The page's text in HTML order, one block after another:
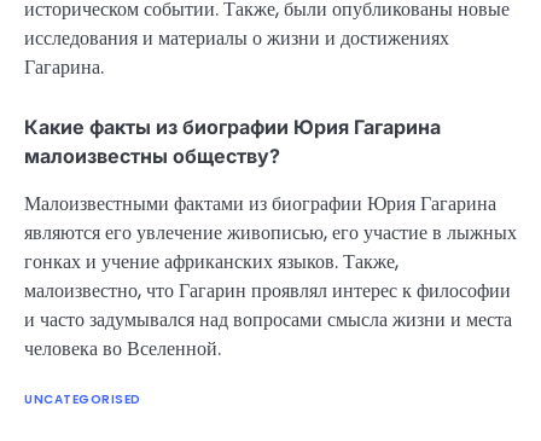
историческом событии. Также, были опубликованы новые
исследования и материалы о жизни и достижениях
Гагарина.
Какие факты из биографии Юрия Гагарина
малоизвестны обществу?
Малоизвестными фактами из биографии Юрия Гагарина
являются его увлечение живописью, его участие в лыжных
гонках и учение африканских языков. Также,
малоизвестно, что Гагарин проявлял интерес к философии
и часто задумывался над вопросами смысла жизни и места
человека во Вселенной.
UNCATEGORISED